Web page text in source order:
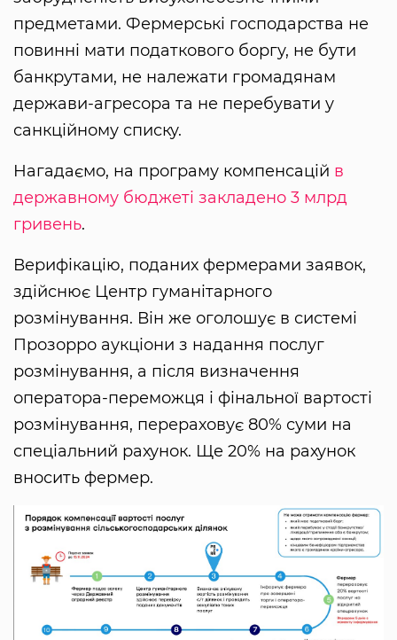
предметами. Фермерські господарства не
повинні мати податкового боргу, не бути
банкрутами, не належати громадянам
держави-агресора та не перебувати у
санкційному списку.
Нагадаємо, на програму компенсацій в
державному бюджеті закладено 3 млрд
гривень.
Верифікацію, поданих фермерами заявок,
здійснює Центр гуманітарного
розмінування. Він же оголошує в системі
Прозорро аукціони з надання послуг
розмінування, а після визначення
оператора-переможця і фінальної вартості
розмінування, перераховує 80% суми на
спеціальний рахунок. Ще 20% на рахунок
вносить фермер.